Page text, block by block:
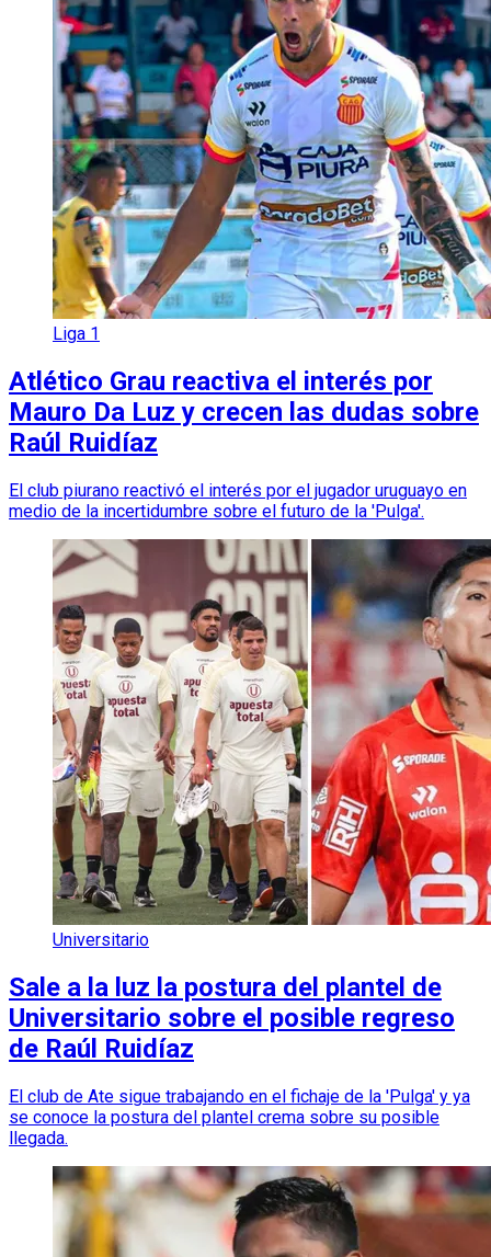
Liga 1
Atlético Grau reactiva el interés por
Mauro Da Luz y crecen las dudas sobre
Raúl Ruidíaz
El club piurano reactivó el interés por el jugador uruguayo en
medio de la incertidumbre sobre el futuro de la 'Pulga'.
Universitario
Sale a la luz la postura del plantel de
Universitario sobre el posible regreso
de Raúl Ruidíaz
El club de Ate sigue trabajando en el fichaje de la 'Pulga' y ya
se conoce la postura del plantel crema sobre su posible
llegada.